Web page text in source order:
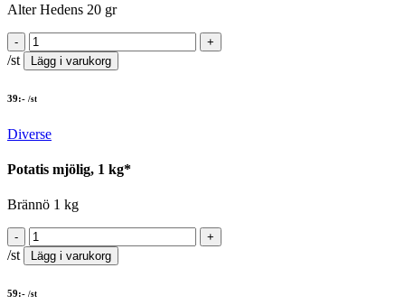
Alter Hedens 20 gr
/st Lägg i varukorg
39:- /st
Diverse
Potatis mjölig, 1 kg*
Brännö 1 kg
/st Lägg i varukorg
59:- /st